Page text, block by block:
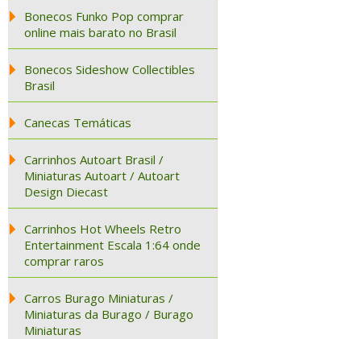
Bonecos Funko Pop comprar
online mais barato no Brasil
Bonecos Sideshow Collectibles
Brasil
Canecas Temáticas
Carrinhos Autoart Brasil /
Miniaturas Autoart / Autoart
Design Diecast
Carrinhos Hot Wheels Retro
Entertainment Escala 1:64 onde
comprar raros
Carros Burago Miniaturas /
Miniaturas da Burago / Burago
Miniaturas